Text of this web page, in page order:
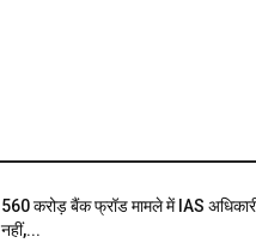
₹560 करोड़ बैंक फ्रॉड मामले में IAS
नहीं,...